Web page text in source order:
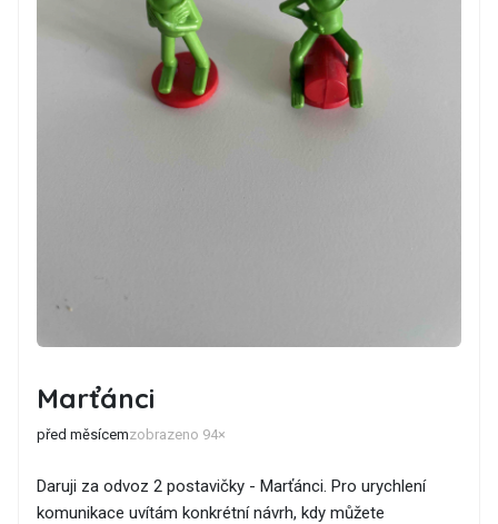
Marťánci
před měsícemzobrazeno 94×
Daruji za odvoz 2 postavičky - Marťánci. Pro urychlení
komunikace uvítám konkrétní návrh, kdy můžete